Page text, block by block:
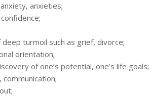
anxieties;
turmoil such as grief, divorce;
orientation;
of one’s potential, one’s life goals;